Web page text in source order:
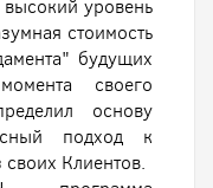
высокий уровень
стоимость
будущих
своего
основу
подход к
Клиентов.